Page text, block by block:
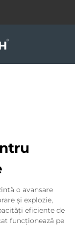
o avansare
și explozie,
eficiente de
funcționează pe